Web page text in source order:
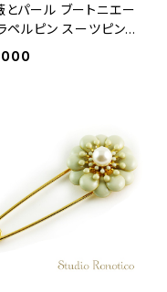
とパール ブートニエー
ペルピン スーツピン
ローチ メンズ レディ
ブルー